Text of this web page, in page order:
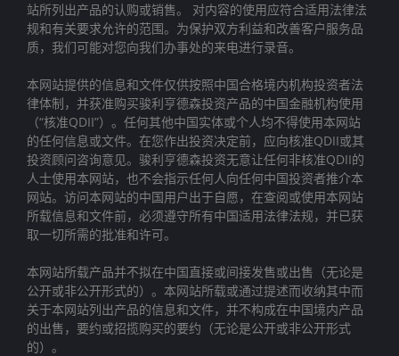
站所列出产品的认购或销售。 对内容的使用应符合适用法律法
规和有关要求允许的范围。为保护双方利益和改善客户服务品
质，我们可能对您向我们办事处的来电进行录音。
本网站提供的信息和文件仅供按照中国合格境内机构投资者法
律体制，并获准购买骏利亨德森投资产品的中国金融机构使用
（“核准QDII”）。任何其他中国实体或个人均不得使用本网站
的任何信息或文件。在您作出投资决定前，应向核准QDII或其
投资顾问咨询意见。骏利亨德森投资无意让任何非核准QDII的
人士使用本网站，也不会指示任何人向任何中国投资者推介本
网站。访问本网站的中国用户出于自愿，在查阅或使用本网站
所载信息和文件前，必须遵守所有中国适用法律法规，并已获
取一切所需的批准和许可。
本网站所载产品并不拟在中国直接或间接发售或出售（无论是
公开或非公开形式的）。本网站所载或通过提述而收纳其中而
关于本网站列出产品的信息和文件，并不构成在中国境内产品
的出售，要约或招揽购买的要约（无论是公开或非公开形式
的）。